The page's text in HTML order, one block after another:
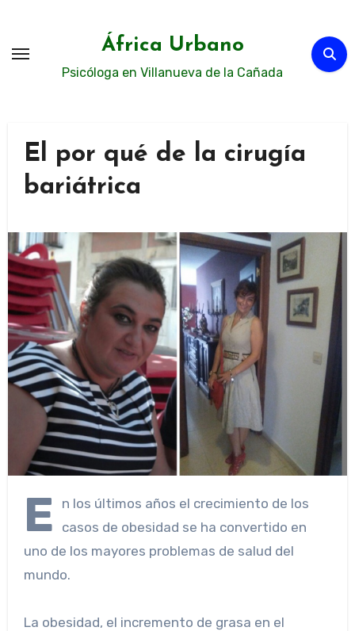
contenido
África Urbano
Psicóloga en Villanueva de la Cañada
El por qué de la cirugía
bariátrica
E
n los últimos años el crecimiento de los
casos de obesidad se ha convertido en
uno de los mayores problemas de salud del
mundo.
La obesidad, el incremento de grasa en el